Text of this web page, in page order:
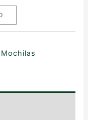
Mochilas